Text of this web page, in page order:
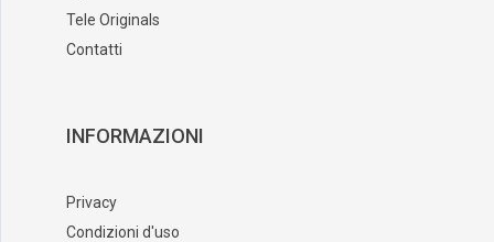
Tele Originals
Contatti
INFORMAZIONI
Privacy
Condizioni d'uso